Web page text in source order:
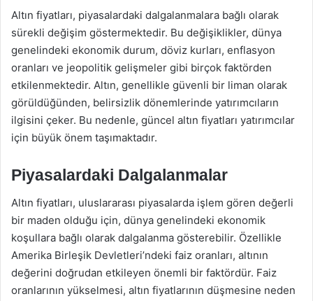
Altın fiyatları, piyasalardaki dalgalanmalara bağlı olarak
sürekli değişim göstermektedir. Bu değişiklikler, dünya
genelindeki ekonomik durum, döviz kurları, enflasyon
oranları ve jeopolitik gelişmeler gibi birçok faktörden
etkilenmektedir. Altın, genellikle güvenli bir liman olarak
görüldüğünden, belirsizlik dönemlerinde yatırımcıların
ilgisini çeker. Bu nedenle, güncel altın fiyatları yatırımcılar
için büyük önem taşımaktadır.
Piyasalardaki Dalgalanmalar
Altın fiyatları, uluslararası piyasalarda işlem gören değerli
bir maden olduğu için, dünya genelindeki ekonomik
koşullara bağlı olarak dalgalanma gösterebilir. Özellikle
Amerika Birleşik Devletleri’ndeki faiz oranları, altının
değerini doğrudan etkileyen önemli bir faktördür. Faiz
oranlarının yükselmesi, altın fiyatlarının düşmesine neden